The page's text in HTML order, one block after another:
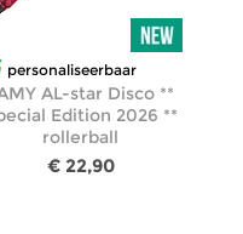
personaliseerbaar
AL-star Disco **
Edition 2026 **
rollerball
€ 22,90